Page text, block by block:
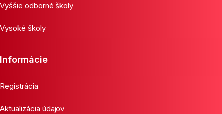
Vyššie odborné školy
Vysoké školy
Informácie
Registrácia
Aktualizácia údajov